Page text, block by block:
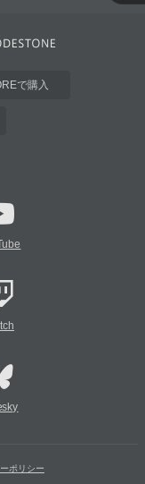
で購入
ポリシー